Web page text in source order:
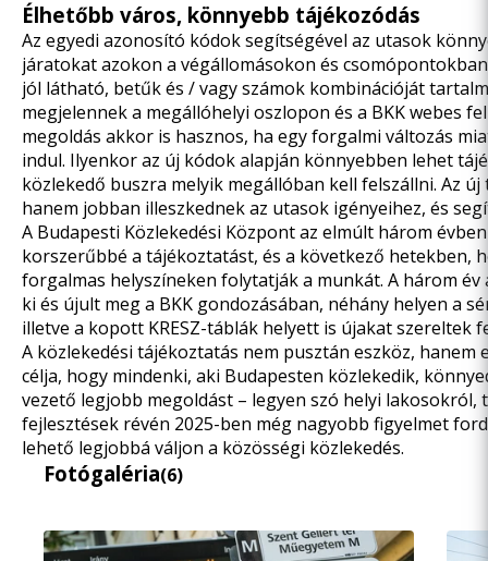
Élhetőbb város, könnyebb tájékozódás
Az egyedi azonosító kódok segítségével az utasok
járatokat azokon a végállomásokon és
jól látható, betűk és / vagy számok kombinációját
megjelennek a megállóhelyi oszlopon és a BKK webes
megoldás akkor is hasznos, ha egy forgalmi változás
indul. Ilyenkor az új kódok alapján könnyebben lehet
közlekedő buszra melyik megállóban kell felszállni. Az
hanem jobban illeszkednek az utasok igényeihez, és
A Budapesti Közlekedési Központ az elmúlt három
korszerűbbé a tájékoztatást, és a következő hetekben,
forgalmas helyszíneken folytatják a munkát. A három
ki és újult meg a BKK gondozásában, néhány helyen a
illetve a kopott KRESZ-táblák helyett is újakat szereltek
A közlekedési tájékoztatás nem pusztán eszköz,
célja, hogy mindenki, aki Budapesten közlekedik,
vezető legjobb megoldást – legyen szó helyi
fejlesztések révén 2025-ben még nagyobb figyelmet
lehető legjobbá váljon a közösségi közlekedés.
Fotógaléria(6)